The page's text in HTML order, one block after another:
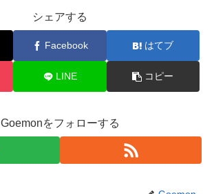
シェアする
Facebook はてブ
LINE コピー
Goemonをフォローする